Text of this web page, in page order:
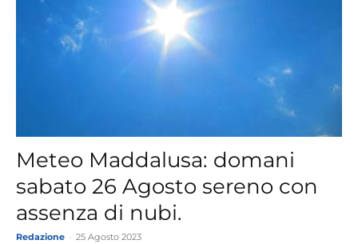
Meteo Maddalusa: domani
sabato 26 Agosto sereno con
assenza di nubi.
Redazione 25 Agosto 2023